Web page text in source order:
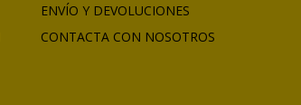
ENVÍO Y DEVOLUCIONES
CONTACTA CON NOSOTROS